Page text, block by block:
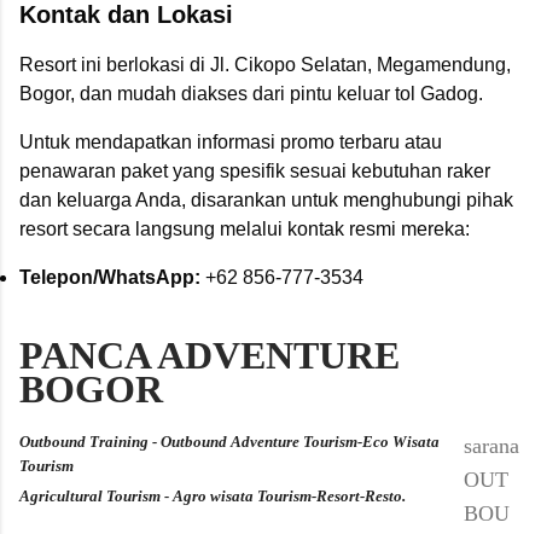
Kontak dan Lokasi
Resort ini berlokasi di Jl. Cikopo Selatan, Megamendung,
Bogor, dan mudah diakses dari pintu keluar tol Gadog.
Untuk mendapatkan informasi promo terbaru atau
penawaran paket yang spesifik sesuai kebutuhan raker
dan keluarga Anda, disarankan untuk menghubungi pihak
resort secara langsung melalui kontak resmi mereka:
Telepon/WhatsApp: +62 856-777-3534
PANCA ADVENTURE
BOGOR
Outbound Training - Outbound Adventure Tourism-Eco Wisata
Tourism
Agricultural Tourism - Agro wisata Tourism-Resort-Resto.
sarana
OUT
BOU